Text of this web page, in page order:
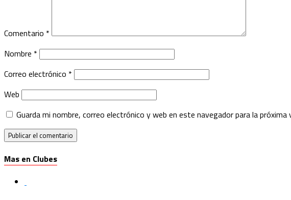
Comentario *
Nombre *
Correo electrónico *
Web
Guarda mi nombre, correo electrónico y web en este navegador para la próxima
Mas en Clubes